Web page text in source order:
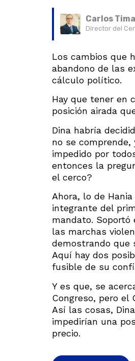
Carlos
Director del
Los cambios que
abandono de las
cálculo político.
Hay que tener en
posición airada
Dina habría
no se
impedido por
entonces la
el cerco?
Ahora, lo de
integrante del
mandato.
las marchas
demostrando que
Aquí hay dos
fusible de su
Y es que, se
Congreso, pero el
Así las cosas,
impedirían una
precio.